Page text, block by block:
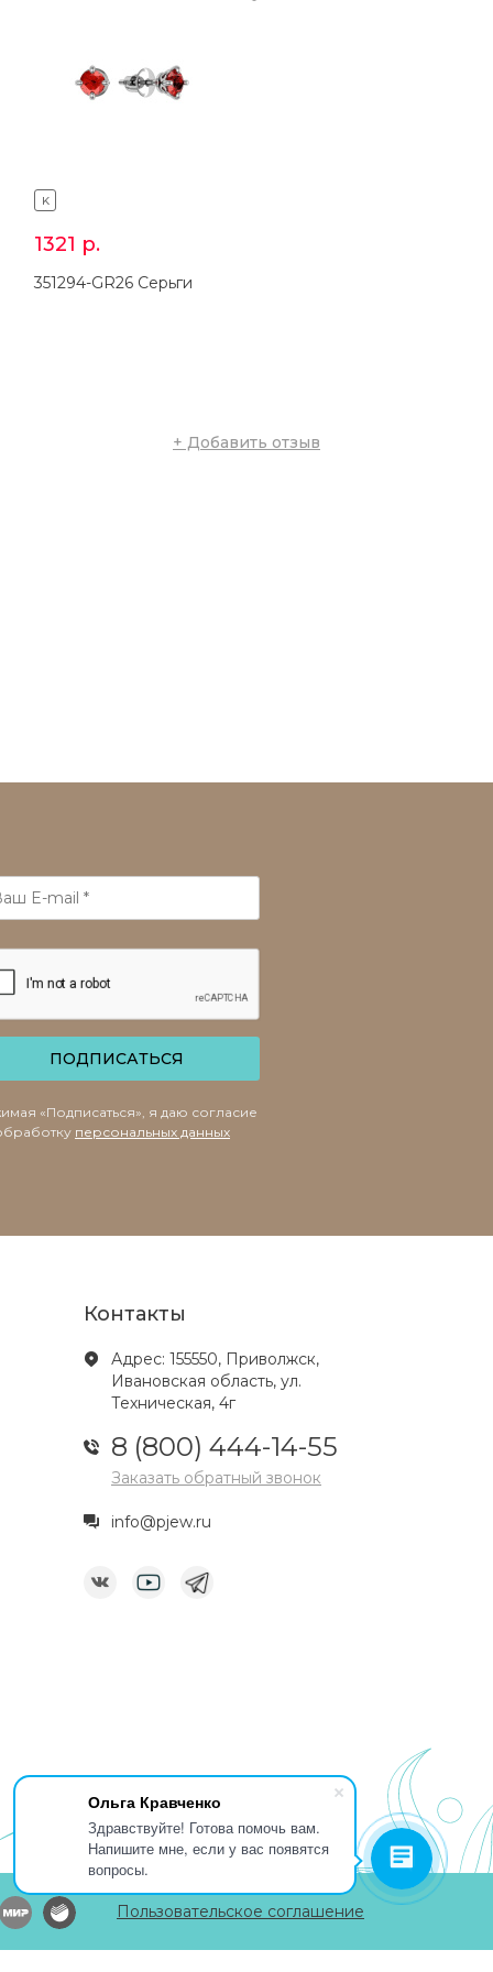
Ольга Кравченко
Здравствуйте! Готова помочь вам.
Напишите мне, если у вас появятся
вопросы.
K
1321 р.
351294-GR26 Серьги
+ Добавить отзыв
ПОДПИСАТЬСЯ
«Подписаться», я даю согласие
персональных данных
Контакты
Адрес: 155550, Приволжск,
Ивановская область, ул.
Техническая, 4г
8 (800) 444-14-55
Заказать обратный звонок
info@pjew.ru
Пользовательское соглашение